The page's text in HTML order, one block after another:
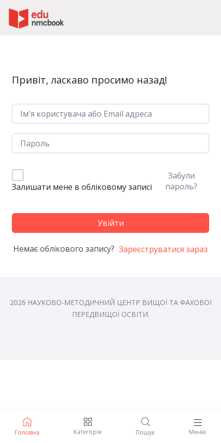
Головна Категорія Пошук Меню
Привіт, ласкаво просимо назад!
Залишати мене в обліковому записі
Забули
пароль?
Увійти
Немає облікового запису? Зареєструватися зараз
2026 НАУКОВО-МЕТОДИЧНИЙ ЦЕНТР ВИЩОЇ ТА ФАХОВОЇ
ПЕРЕДВИЩОЇ ОСВІТИ.